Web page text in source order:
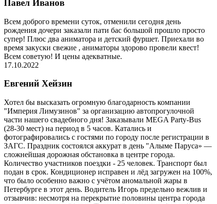
Павел Иванов
Всем доброго времени суток, отменили сегодня день
рождения дочери заказали пати бас большой прошло просто
супер! Плюс два аниматора и детский фуршет. Приехали во
время закуски свежие , аниматоры здорово провели квест!
Всем советую! И цены адекватные.
17.10.2022
Евгений Хейзин
Хотел бы высказать огромную благодарность компании
"Империя Лимузинов" за организацию автопрогулочной
части нашего свадебного дня! Заказывали MEGA Party-Bus
(28-30 мест) на период в 5 часов. Катались и
фотографировались с гостями по городу после регистрации в
ЗАГС. Праздник состоялся аккурат в день "Алыме Паруса» —
сложнейшая дорожная обстановка в центре города.
Количество участников поездки - 25 человек. Транспорт был
подан в срок. Кондиционер исправен и лёд загружен на 100%,
что было особенно важно с учётом аномальной жары в
Петербурге в этот день. Водитель Игорь предельно вежлив и
отзывчив: несмотря на перекрытие половины центра города